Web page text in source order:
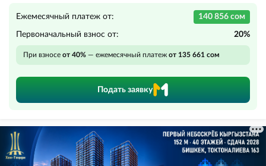
Ежемесячный платеж от: 140 856 сом
Первоначальный взнос от: 20%
При взносе от 40% — ежемесячный платеж от 135 661 сом
Подать заявку